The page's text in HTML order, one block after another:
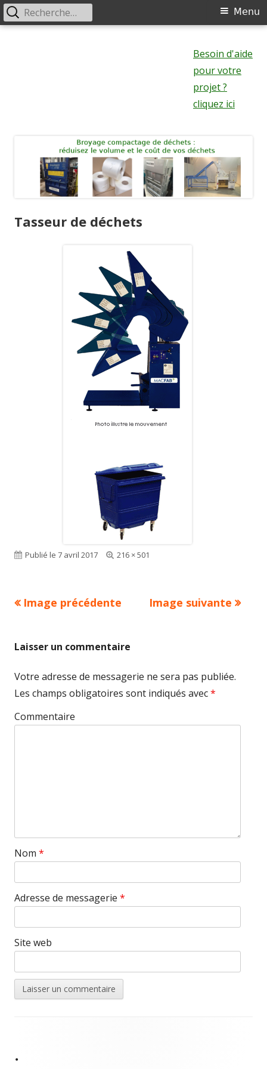
Besoin d'aide
pour votre
projet ?
cliquez ici
Menu
Menu
Rechercher :
Tasseur de déchets
Publié le 7 avril 2017
Taille
216 × 501
Image précédente Image suivante
Laisser un commentaire
Votre adresse de messagerie ne sera pas publiée.
Les champs obligatoires sont indiqués avec*
Commentaire
Nom *
Adresse de messagerie *
Site web
•